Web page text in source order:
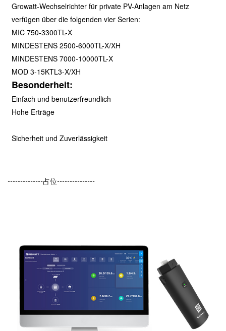
Growatt-Wechselrichter für private PV-Anlagen am Netz
verfügen über die folgenden vier Serien:
MIC 750-3300TL-X
MINDESTENS 2500-6000TL-X/XH
MINDESTENS 7000-10000TL-X
MOD 3-15KTL3-X/XH
Besonderheit:
Einfach und benutzerfreundlich
Hohe Erträge
Sicherheit und Zuverlässigkeit
--------------占位---------------